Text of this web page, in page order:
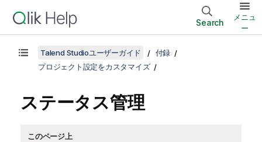
Search
メニュ
ー
Talend Studioユーザーガイド
付録
プロジェクト設定をカスタマイズ
ステータス管理
このページ上